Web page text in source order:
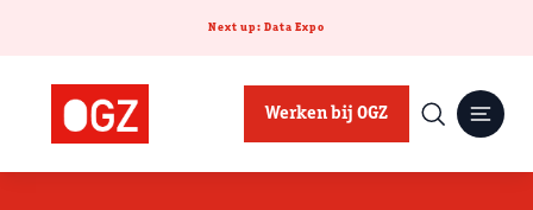
Next up: Data Expo
Werken bij OGZ